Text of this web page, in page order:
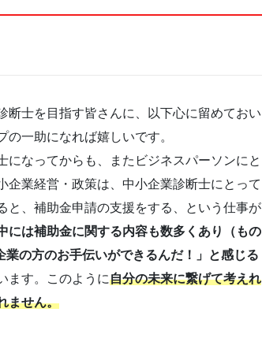
断士を目指す皆さんに、以下心に留めておい
一助になれば嬉しいです。
なってからも、またビジネスパーソンにと
企業経営・政策は、中小企業診断士にとって
と、補助金申請の支援をする、という仕事が
には補助金に関する内容も数多くあり（もの
の方のお手伝いができるんだ！」と感じる
ます。このように自分の未来に繋げて考えれ
ません。